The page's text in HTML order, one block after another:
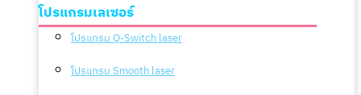
โปรแกรมเลเซอร์
โปรแกรม Q-Switch laser
โปรแกรม Smooth laser